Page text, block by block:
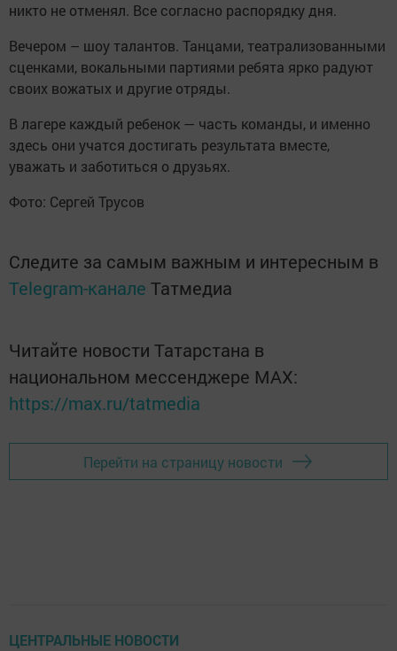
никто не отменял. Все согласно распорядку дня.
Вечером – шоу талантов. Танцами, театрализованными
сценками, вокальными партиями ребята ярко радуют
своих вожатых и другие отряды.
В лагере каждый ребенок — часть команды, и именно
здесь они учатся достигать результата вместе,
уважать и заботиться о друзьях.
Фото: Сергей Трусов
Следите за самым важным и интересным в
Telegram-канале Татмедиа
Читайте новости Татарстана в
национальном мессенджере MАХ:
https://max.ru/tatmedia
Перейти на страницу новости
ЦЕНТРАЛЬНЫЕ НОВОСТИ